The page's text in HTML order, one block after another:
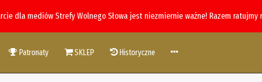
dla mediów Strefy Wolnego Słowa jest niezmiernie ważne! Razem ratujmy
Patronaty SKLEP Historyczne